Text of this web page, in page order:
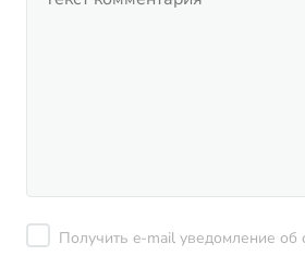
Получить e-mail уведомление об